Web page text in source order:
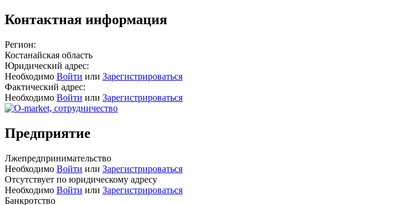
Контактная информация
Регион:
Костанайская область
Юридический адрес:
Необходимо Войти или Зарегистрироваться
Фактический адрес:
Необходимо Войти или Зарегистрироваться
Предприятие
Лжепредпринимательство
Необходимо Войти или Зарегистрироваться
Отсутствует по юридическому адресу
Необходимо Войти или Зарегистрироваться
Банкротство